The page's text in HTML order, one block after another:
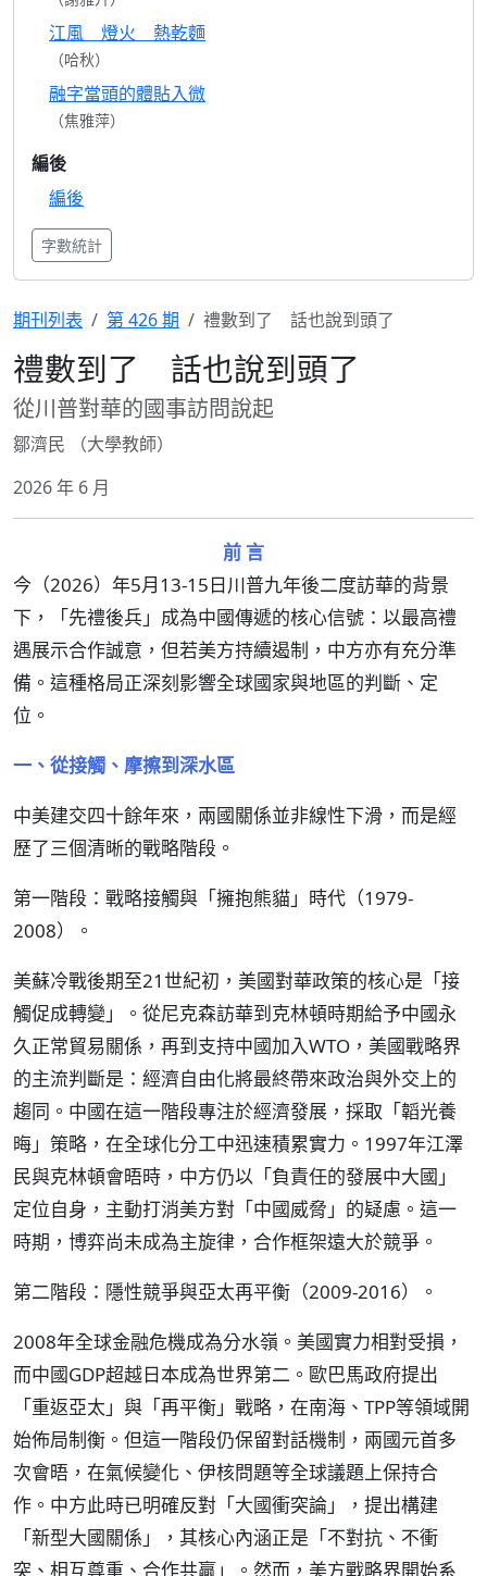
江風 燈火 熱乾麵
（哈秋）
融字當頭的體貼入微
（焦雅萍）
編後
編後
字數統計
期刊列表 第 426 期 禮數到了 話也說到頭了
禮數到了 話也說到頭了
從川普對華的國事訪問說起
鄒濟民 （大學教師）
2026 年 6 月
前 言
今（2026）年5月13-15日川普九年後二度訪華的背景
下，「先禮後兵」成為中國傳遞的核心信號：以最高禮
遇展示合作誠意，但若美方持續遏制，中方亦有充分準
備。這種格局正深刻影響全球國家與地區的判斷、定
位。
一、從接觸、摩擦到深水區
中美建交四十餘年來，兩國關係並非線性下滑，而是經
歷了三個清晰的戰略階段。
第一階段：戰略接觸與「擁抱熊貓」時代（1979-
2008）。
美蘇冷戰後期至21世紀初，美國對華政策的核心是「接
觸促成轉變」。從尼克森訪華到克林頓時期給予中國永
久正常貿易關係，再到支持中國加入WTO，美國戰略界
的主流判斷是：經濟自由化將最終帶來政治與外交上的
趨同。中國在這一階段專注於經濟發展，採取「韜光養
晦」策略，在全球化分工中迅速積累實力。1997年江澤
民與克林頓會晤時，中方仍以「負責任的發展中大國」
定位自身，主動打消美方對「中國威脅」的疑慮。這一
時期，博弈尚未成為主旋律，合作框架遠大於競爭。
第二階段：隱性競爭與亞太再平衡（2009-2016）。
2008年全球金融危機成為分水嶺。美國實力相對受損，
而中國GDP超越日本成為世界第二。歐巴馬政府提出
「重返亞太」與「再平衡」戰略，在南海、TPP等領域開
始佈局制衡。但這一階段仍保留對話機制，兩國元首多
次會晤，在氣候變化、伊核問題等全球議題上保持合
作。中方此時已明確反對「大國衝突論」，提出構建
「新型大國關係」，其核心內涵正是「不對抗、不衝
突、相互尊重、合作共贏」。然而，美方戰略界開始系